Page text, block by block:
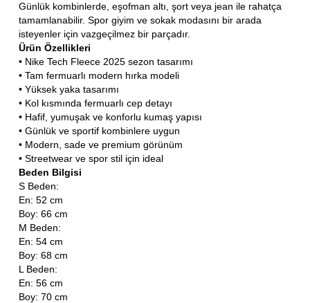
Günlük kombinlerde, eşofman altı, şort veya jean ile rahatça
tamamlanabilir. Spor giyim ve sokak modasını bir arada
isteyenler için vazgeçilmez bir parçadır.
Ürün Özellikleri
• Nike Tech Fleece 2025 sezon tasarımı
• Tam fermuarlı modern hırka modeli
• Yüksek yaka tasarımı
• Kol kısmında fermuarlı cep detayı
• Hafif, yumuşak ve konforlu kumaş yapısı
• Günlük ve sportif kombinlere uygun
• Modern, sade ve premium görünüm
• Streetwear ve spor stil için ideal
Beden Bilgisi
S Beden:
En: 52 cm
Boy: 66 cm
M Beden:
En: 54 cm
Boy: 68 cm
L Beden:
En: 56 cm
Boy: 70 cm